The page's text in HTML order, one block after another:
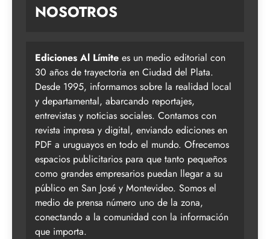
NOSOTROS
Ediciones Al Límite es un medio editorial con
30 años de trayectoria en Ciudad del Plata.
Desde 1995, informamos sobre la realidad local
y departamental, abarcando reportajes,
entrevistas y noticias sociales. Contamos con
revista impresa y digital, enviando ediciones en
PDF a uruguayos en todo el mundo. Ofrecemos
espacios publicitarios para que tanto pequeños
como grandes empresarios puedan llegar a su
público en San José y Montevideo. Somos el
medio de prensa número uno de la zona,
conectando a la comunidad con la información
que importa.